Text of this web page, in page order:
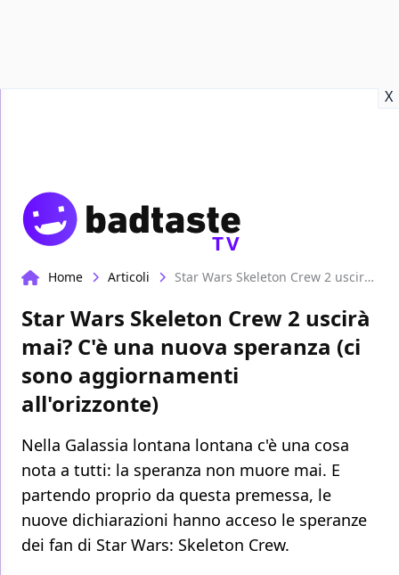
X
TV
Home Articoli Star Wars Skeleton Crew 2 uscirà mai? C'è una nuova speranza (ci sono aggiornamenti all'orizzonte)
Star Wars Skeleton Crew 2 uscirà
mai? C'è una nuova speranza (ci
sono aggiornamenti
all'orizzonte)
Nella Galassia lontana lontana c'è una cosa
nota a tutti: la speranza non muore mai. E
partendo proprio da questa premessa, le
nuove dichiarazioni hanno acceso le speranze
dei fan di Star Wars: Skeleton Crew.